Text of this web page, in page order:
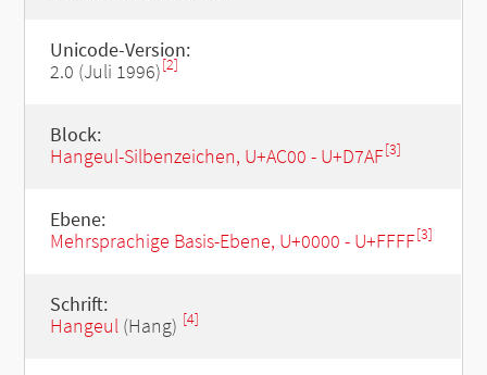
Unicode-Version:
2.0 (Juli 1996)[2]
Block:
Hangeul-Silbenzeichen, U+AC00 - U+D7AF[3]
Ebene:
Mehrsprachige Basis-Ebene, U+0000 - U+FFFF[3]
Schrift:
Hangeul(Hang) [4]